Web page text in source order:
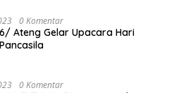
0 Komentar
Ateng Gelar Upacara Hari
0 Komentar